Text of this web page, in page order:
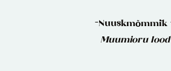
-Nuuskmõmmik
Muumioru lood